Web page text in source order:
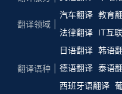
翻译领域
汽车翻译 教育
法律翻译
IT互
翻译语种
日语翻译 韩语
德语翻译 泰语
西班牙语翻译